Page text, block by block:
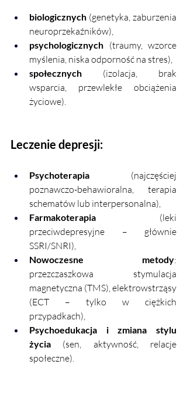
biologicznych (genetyka, zaburzenia
neuroprzekaźników),
psychologicznych (traumy, wzorce
myślenia, niska odporność na stres),
społecznych (izolacja, brak
wsparcia, przewlekłe obciążenia
życiowe).
Leczenie depresji:
Psychoterapia (najczęściej
poznawczo-behawioralna, terapia
schematów lub interpersonalna),
Farmakoterapia (leki
przeciwdepresyjne – głównie
SSRI/SNRI),
Nowoczesne metody:
przezczaszkowa stymulacja
magnetyczna (TMS), elektrowstrząsy
(ECT – tylko w ciężkich
przypadkach),
Psychoedukacja i zmiana stylu
życia (sen, aktywność, relacje
społeczne).